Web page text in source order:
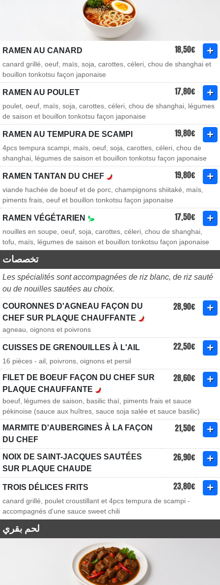
RAMEN AU CANARD 18,50€
canard grillé, oeuf, maïs, soja, carottes, céleri, chou de shanghai et
bouillon tonkotsu façon japonaise
RAMEN AU POULET 17,80€
poulet, oeuf, maïs, soja, carottes, céleri, chou de shanghai, légumes
de saison et bouillon tonkotsu façon japonaise
RAMEN AU TEMPURA DE SCAMPI 19,80€
4pcs tempura scampi, maïs, oeuf, soja, carottes, céleri, chou de
shanghai, légumes de saison et bouillon tonkotsu façon japonaise
RAMEN TANTAN DU CHEF 19,80€
viande hachée de boeuf et de porc, champignons shiitaké, maïs,
piments frais, oeuf et bouillon tonkotsu façon japonaise
RAMEN VÉGÉTARIEN 17,50€
nouilles en soupe, oeuf, soja, carottes, céleri, chou de shanghai,
tofu, maïs, légumes de saison et bouillon tonkotsu façon japonaise
تخصصات
Les spécialités sont accompagnées de riz blanc, de riz sauté
ou de nouilles sautées au choix.
COURONNES D'AGNEAU FAÇON DU
CHEF SUR PLAQUE CHAUFFANTE
28,90€
agneau, oignons et poivrons
CUISSES DE GRENOUILLES À L'AIL 22,50€
16 pièces - ail, poivrons, oignons et persil
FILET DE BOEUF FAÇON DU CHEF SUR
PLAQUE CHAUFFANTE
28,60€
boeuf, légumes de saison, basilic thaï, piments frais et sauce
pékinoise (sauce aux huîtres, sauce soja salée et sauce basilic)
MARMITE D'AUBERGINES À LA FAÇON
DU CHEF
21,50€
NOIX DE SAINT-JACQUES SAUTÉES
SUR PLAQUE CHAUDE
26,90€
TROIS DÉLICES FRITS 23,80€
canard grillé, poulet croustillant et 4pcs tempura de scampi -
accompagnés d'une sauce sweet chili
لحم بقري